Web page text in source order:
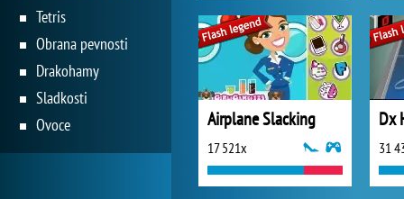
Airplane Slacking
17 521x
Dx
31
Tetris
Obrana pevnosti
Drakohamy
Sladkosti
Ovoce